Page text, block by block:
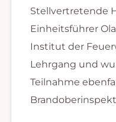
Stellvertretende
Einheitsführer
Institut der
Lehrgang und
Teilnahme